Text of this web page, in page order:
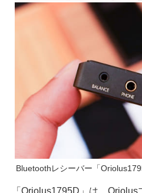
Bluetoothレシーバー「